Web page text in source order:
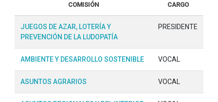
COMISIÓN CARGO
JUEGOS DE AZAR, LOTERÍA Y
PREVENCIÓN DE LA LUDOPATÍA
PRESIDENTE
AMBIENTE Y DESARROLLO SOSTENIBLE VOCAL
ASUNTOS AGRARIOS VOCAL